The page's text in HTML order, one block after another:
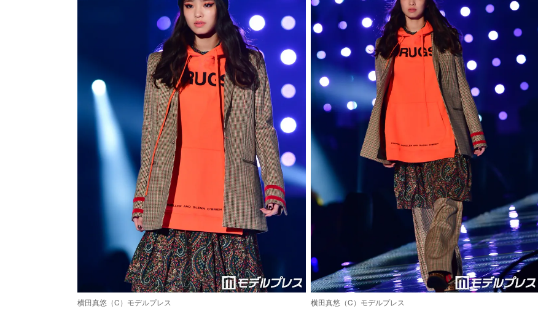
横田真悠（C）モデルプレス 横田真悠（C）モデルプレス